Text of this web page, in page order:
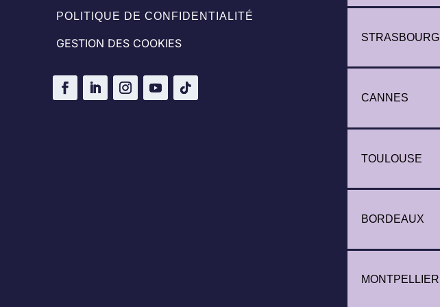
POLITIQUE DE CONFIDENTIALITÉ
GESTION DES COOKIES STRASBOURG
CANNES
TOULOUSE
BORDEAUX
MONTPELLIER